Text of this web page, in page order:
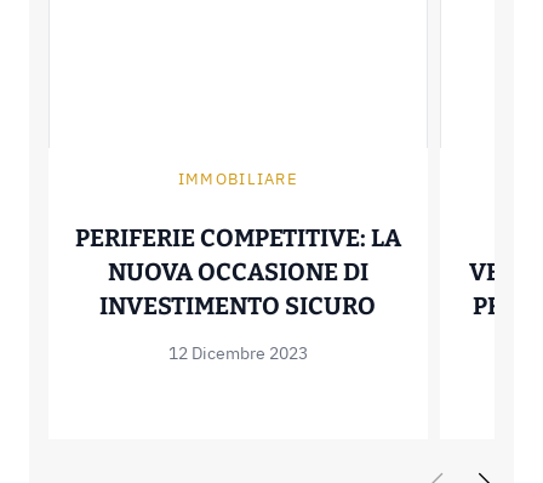
IMMOBILIARE
PERIFERIE COMPETITIVE: LA
NUOVA OCCASIONE DI
INVESTIMENTO SICURO PERIFERIE
12 Dicembre 2023